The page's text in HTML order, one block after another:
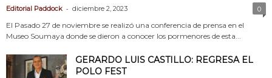
Editorial Paddock - diciembre 2, 2023 0
El Pasado 27 de noviembre se realizó una conferencia de prensa en el
Museo Soumaya donde se dieron a conocer los pormenores de esta...
GERARDO LUIS CASTILLO: REGRESA EL
POLO FEST